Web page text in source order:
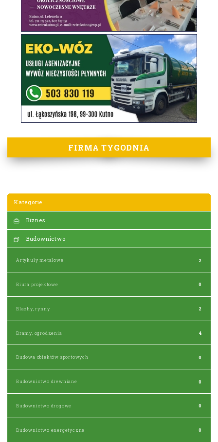
FIRMA TYGODNIA
Kategorie
Biznes
Budownictwo
Artykuły metalowe 2
Biura projektowe 0
Blachy, rynny 2
Bramy, ogrodzenia 4
Budowa obiektów sportowych 0
Budownictwo drewniane 0
Budownictwo drogowe 0
Budownictwo energetyczne 0